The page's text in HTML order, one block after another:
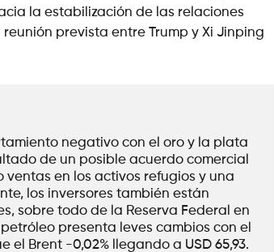
la estabilización de las relaciones
prevista entre Trump y Xi Jinping
negativo con el oro y la plata
de un posible acuerdo comercial
ventas en los activos refugios y una
los inversores también están
sobre todo de la Reserva Federal en
presenta leves cambios con el